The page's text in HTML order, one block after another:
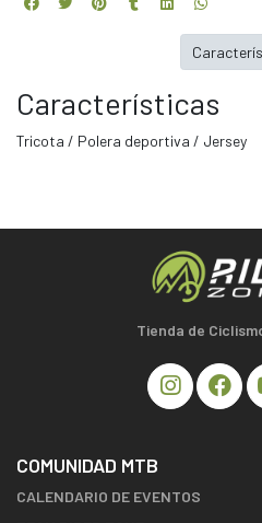
Características
Tricota / Polera deportiva / Jersey
Tienda de
COMUNIDAD MTB
CALENDARIO DE EVENTOS